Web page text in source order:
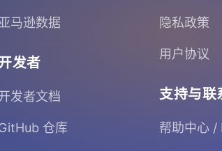
马逊数据
发者
发者文档
仓库
隐私政策
用户协议
支持与联
帮助中心 /